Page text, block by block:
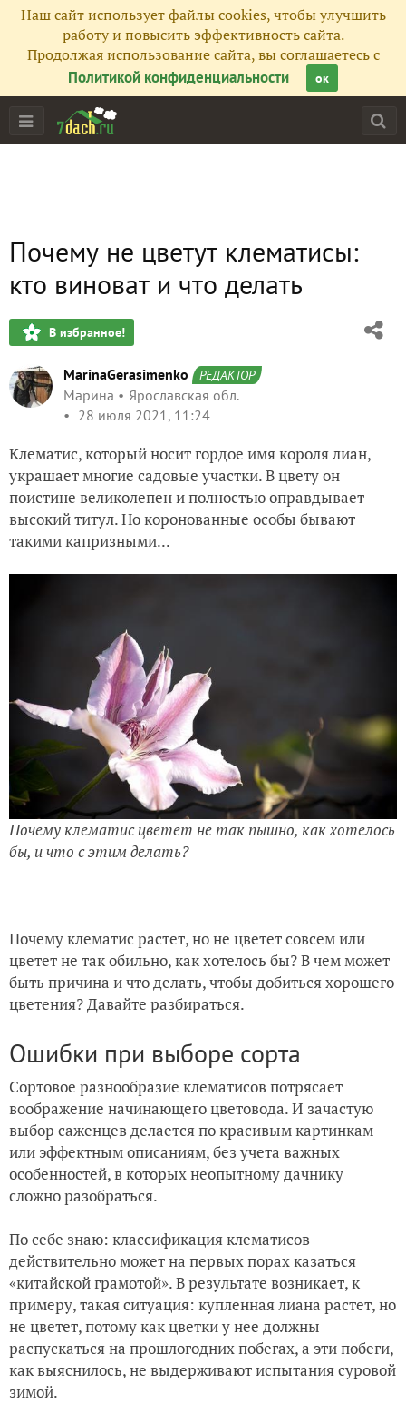
Наш сайт использует файлы cookies, чтобы улучшить
работу и повысить эффективность сайта.
Продолжая использование сайта, вы соглашаетесь с
Политикой конфиденциальности
ок
Почему не цветут клематисы:
кто виноват и что делать
В избранное!
MarinaGerasimenko РЕДАКТОР
Марина
Ярославская обл.
28 июля 2021, 11:24
Клематис, который носит гордое имя короля лиан,
украшает многие садовые участки. В цвету он
поистине великолепен и полностью оправдывает
высокий титул. Но коронованные особы бывают
такими капризными...
Почему клематис цветет не так пышно, как хотелось
бы, и что с этим делать?
Почему клематис растет, но не цветет совсем или
цветет не так обильно, как хотелось бы? В чем может
быть причина и что делать, чтобы добиться хорошего
цветения? Давайте разбираться.
Ошибки при выборе сорта
Сортовое разнообразие клематисов потрясает
воображение начинающего цветовода. И зачастую
выбор саженцев делается по красивым картинкам
или эффектным описаниям, без учета важных
особенностей, в которых неопытному дачнику
сложно разобраться.
По себе знаю: классификация клематисов
действительно может на первых порах казаться
«китайской грамотой». В результате возникает, к
примеру, такая ситуация: купленная лиана растет, но
не цветет, потому как цветки у нее должны
распускаться на прошлогодних побегах, а эти побеги,
как выяснилось, не выдерживают испытания суровой
зимой.